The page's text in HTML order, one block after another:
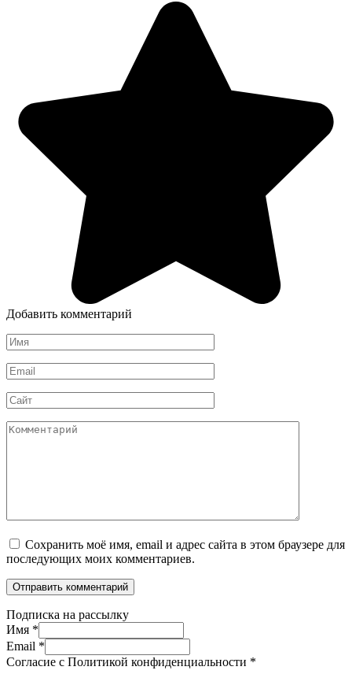
Добавить комментарий
Имя
*
Email
*
Сайт
Комментарий
Сохранить моё имя, email и адрес сайта в этом браузере для
последующих моих комментариев.
Подписка на рассылку
Имя *
Email *
Согласие с Политикой конфиденциальности *